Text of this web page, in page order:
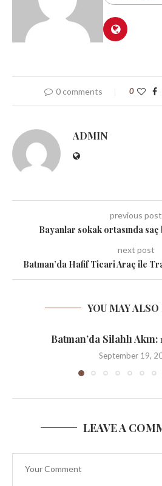
0 comments 0
ADMIN
previous post
Bayanlar sokak ortasında saç
next post
Batman’da Hafif Ticari Araç ile
YOU MAY
Batman’da Silahlı
September 19,
LEAVE A